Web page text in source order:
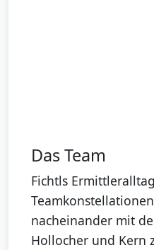
Das Team
Fichtls
nacheinander mit
Hollocher und Kern